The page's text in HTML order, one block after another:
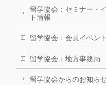
留学協会：セミナー・
ト情報
留学協会：会員イベント
留学協会：地方事務局
留学協会からのお知ら